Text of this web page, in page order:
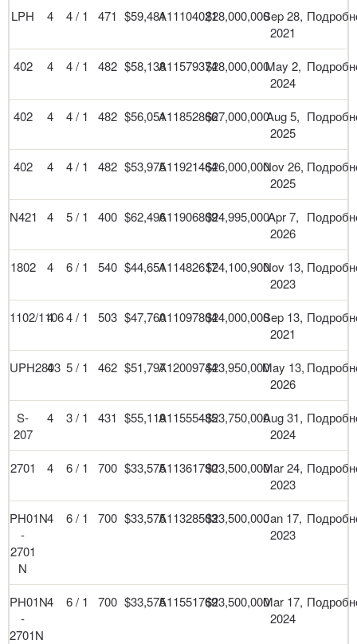
LPH 4 4 / 1 471 $59,481A11104021$28,000,000Sep 28,
2021
402 4 4 / 1 482 $58,138A11579374$28,000,000May 2,
2024
402 4 4 / 1 482 $56,051A11852866$27,000,000Aug 5,
2025
402 4 4 / 1 482 $53,975A11921464$26,000,000Nov 26,
2025
N421 4 5 / 1 400 $62,496A11906809$24,995,000Apr 7,
2026
1802 4 6 / 1 540 $44,651A11482617$24,100,900Nov 13,
2023
1102/1106
4 4 / 1 503 $47,760A11097804$24,000,000Sep 13,
2021
UPH2803
4 5 / 1 462 $51,797A12009744$23,950,000May 13,
2026
S-
207
4 3 / 1 431 $55,119A11555485$23,750,000Aug 31,
2024
2701 4 6 / 1 700 $33,575A11361790$23,500,000Mar 24,
2023
PH01N
-
2701
N
4 6 / 1 700 $33,575A11328503$23,500,000Jan 17,
2023
PH01N
-
2701N
4 6 / 1 700 $33,575A11551769$23,500,000Mar 17,
2024